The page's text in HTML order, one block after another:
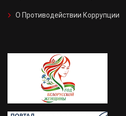
О Противодействии Коррупции